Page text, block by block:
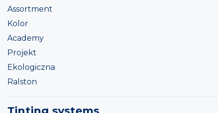
Assortment
Kolor
Academy
Projekt
Ekologiczna
Ralston